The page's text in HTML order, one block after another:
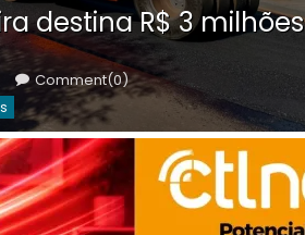
destina R$ 3 milhões
Comment(0)